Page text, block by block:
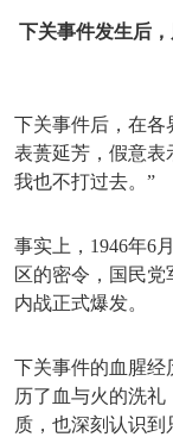
下关事件发生后
下关事件后，在各
表蒉延芳，假意表
我也不打过去。”
事实上， 1946年6
区的密令，国民
内战正式爆发。
下关事件的血腥经
历了血与火的洗
质，也深刻认识